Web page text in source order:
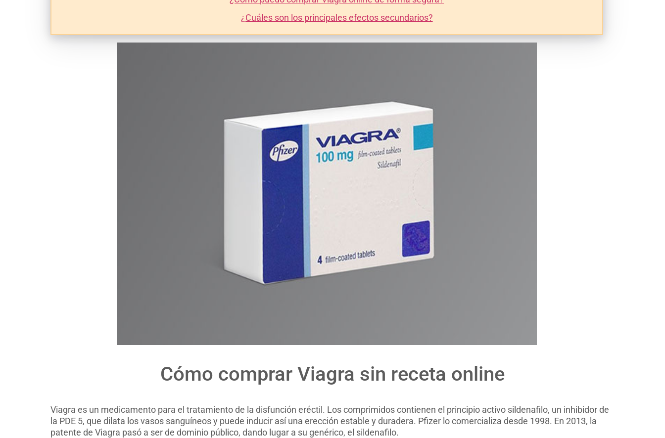
¿Cuáles son los principales efectos secundarios?
Cómo comprar Viagra sin receta online
Viagra es un medicamento para el tratamiento de la disfunción eréctil. Los comprimidos contienen el principio activo sildenafilo, un inhibidor de
la PDE 5, que dilata los vasos sanguíneos y puede inducir así una erección estable y duradera. Pfizer lo comercializa desde 1998. En 2013, la
patente de Viagra pasó a ser de dominio público, dando lugar a su genérico, el sildenafilo.